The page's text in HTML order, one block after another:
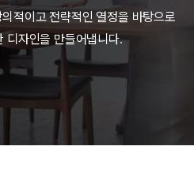
양홀딩스
캣
디자인 - (주)화요
디자인 - (주)광주요
- (주)세스코
- 삼성전자㈜
- 카피어랜드㈜
페이지 - (주)분독
적이고 전략적인 열정을 바탕으로
디자인을 만들어냅니다.